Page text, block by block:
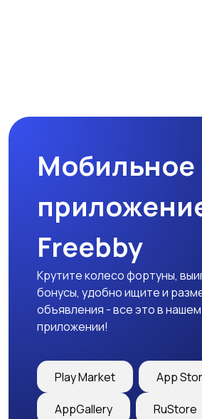
Мобильное
Freebby
Крутите колесо фортуны,
бонусы, удобно ищите и
объявления - все это в
приложении!
Play Market App
AppGallery RuStore